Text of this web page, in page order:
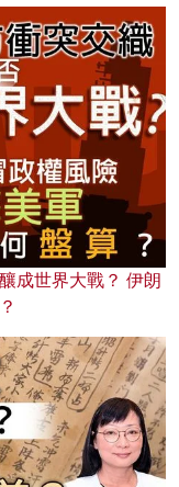
成世界大戰？ 伊朗